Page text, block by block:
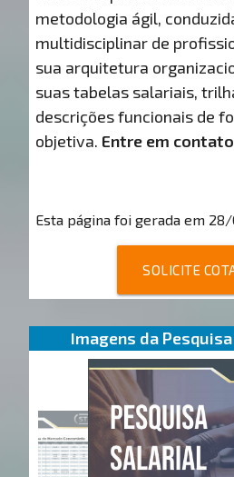
metodologia ágil,
multidisciplinar de
sua arquitetura
suas tabelas salariais,
descrições funcionais de
objetiva. Entre em
Esta página foi gerada em
SOLICITE
Imagens da